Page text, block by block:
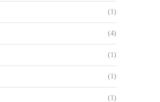
(1)
(4)
(1)
(1)
(1)